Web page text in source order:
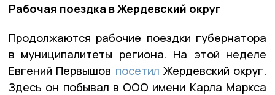
Рабочая поездка в Жердевский округ
Продолжаются рабочие поездки губернатора
в муниципалитеты региона. На этой неделе
Евгений Первышов посетил Жердевский округ.
Здесь он побывал в ООО имени Карла Маркса